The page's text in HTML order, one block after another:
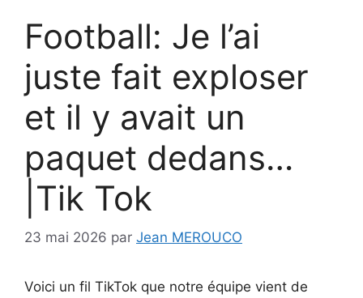
Football: Je l’ai
juste fait exploser
et il y avait un
paquet dedans…
|Tik Tok
23 mai 2026 par Jean MEROUCO
Voici un fil TikTok que notre équipe vient de